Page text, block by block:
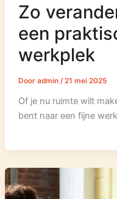
Zo
een
werkplek
Door admin /21 mei 2025
Of je nu ruimte wilt
bent naar een fijne